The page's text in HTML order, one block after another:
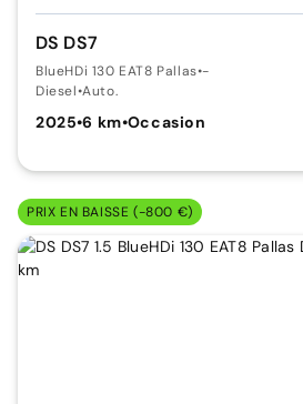
DS DS7
BlueHDi 130 EAT8 Pallas•-
Diesel•Auto.
2025•6 km•Occasion
PRIX EN BAISSE (-800 €)